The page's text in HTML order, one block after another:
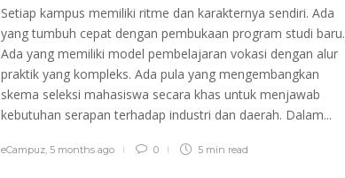
Setiap kampus memiliki ritme dan karakternya sendiri. Ada
yang tumbuh cepat dengan pembukaan program studi baru.
Ada yang memiliki model pembelajaran vokasi dengan alur
praktik yang kompleks. Ada pula yang mengembangkan
skema seleksi mahasiswa secara khas untuk menjawab
kebutuhan serapan terhadap industri dan daerah. Dalam...
eCampuz, 5 months ago 0 5 min read